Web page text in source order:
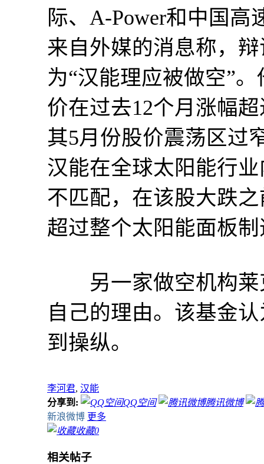
际、A-Power和中国高
来自外媒的消息称，
为“汉能理应被做空”
价在过去12个月涨幅
其5月份股价震荡区过
汉能在全球太阳能行
不匹配，在该股大跌
超过整个太阳能面板
另一家做空机构莱
自己的理由。该基金
到操纵。
李河君, 汉能
分享到:
QQ空间
腾讯微博
新浪微博 更多
收藏0
相关帖子